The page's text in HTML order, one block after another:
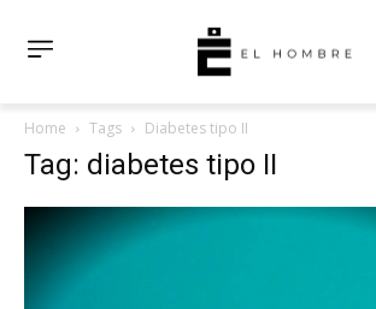
Home Tags Diabetes tipo II
Tag: diabetes tipo II